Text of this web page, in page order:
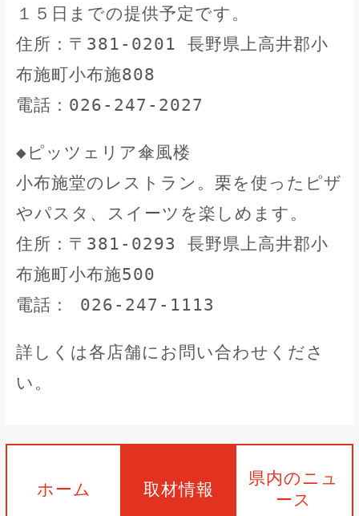
１５日までの提供予定です。
住所：〒381-0201 長野県上高井郡小
布施町小布施808
電話：026-247-2027
◆ピッツェリア傘風楼
小布施堂のレストラン。栗を使ったピザ
やパスタ、スイーツを楽しめます。
住所：〒381-0293 長野県上高井郡小
布施町小布施500
電話： 026-247-1113
詳しくは各店舗にお問い合わせくださ
い。
ホーム 取材情報
県内のニュ
ース